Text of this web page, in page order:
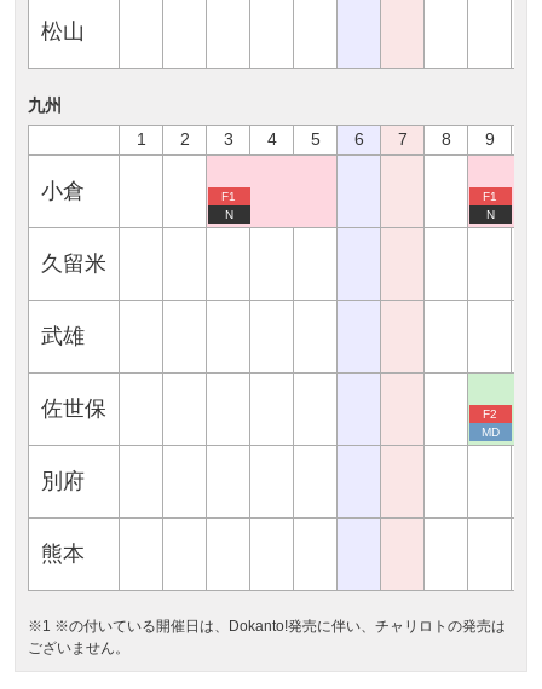
松山
九州
1
2 3 4 5 6 7 8 9
小倉
F1
N
F1
N
久留米
武雄
佐世保
F2
MD
別府
熊本
※1 ※の付いている開催日は、Dokanto!発売に伴い、チャリロトの発売は
ございません。